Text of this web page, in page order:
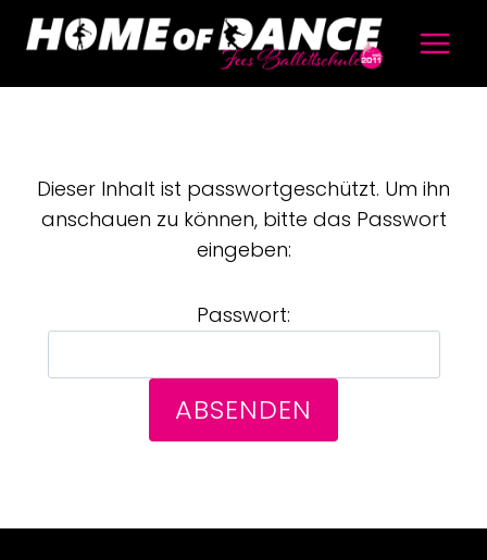
Dieser Inhalt ist passwortgeschützt. Um ihn
anschauen zu können, bitte das Passwort
eingeben:
Passwort: